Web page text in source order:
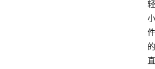
轻
小
件
的
直